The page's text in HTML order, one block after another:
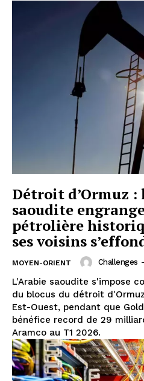
Détroit d’Ormuz :
saoudite
pétrolière
ses voisins
MOYEN-ORIENT Challenges -
L'Arabie saoudite s'impose
du blocus du détroit
Est-Ouest, pendant que
bénéfice record de 29
Aramco au T1 2026.